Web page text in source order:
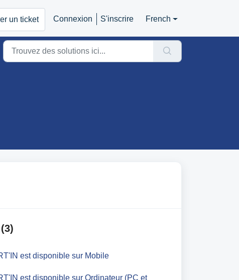
un ticket Connexion S'inscrire French
est disponible sur Mobile
est disponible sur Ordinateur (PC et